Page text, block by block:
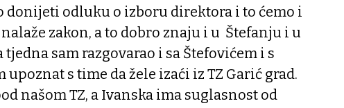
donijeti odluku o izboru direktora i to ćemo i
zakon, a to dobro znaju i u Štefanju i u
tjedna sam razgovarao i sa Štefovićem i s
s time da žele izaći iz TZ Garić grad.
našom TZ, a Ivanska ima suglasnost od